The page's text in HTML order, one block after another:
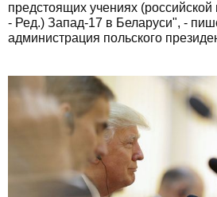
предстоящих учениях
- Ред.) Запад-17 в Беларуси", -
администрация польского